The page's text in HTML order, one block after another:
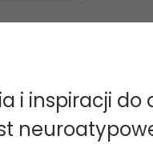
i inspiracji do